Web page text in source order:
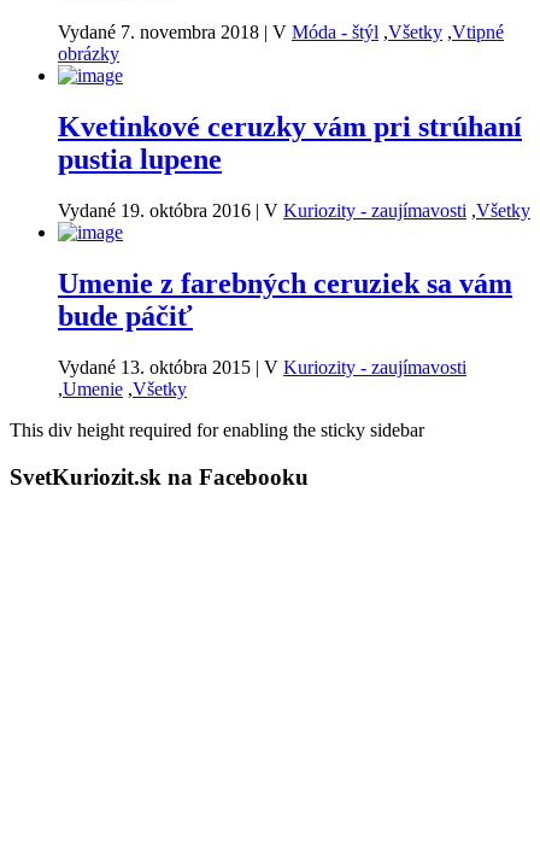
Vydané 7. novembra 2018 | V Móda - štýl ,Všetky ,Vtipné
obrázky
Kvetinkové ceruzky vám pri strúhaní
pustia lupene
Vydané 19. októbra 2016 | V Kuriozity - zaujímavosti ,Všetky
Umenie z farebných ceruziek sa vám
bude páčiť
Vydané 13. októbra 2015 | V Kuriozity - zaujímavosti
,Umenie ,Všetky
This div height required for enabling the sticky sidebar
SvetKuriozit.sk na Facebooku